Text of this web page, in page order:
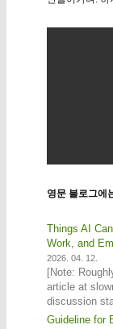
영문 블로그에
Things AI
Work, and
2026. 04. 12.
[Note:
article at
discussion
Guideline for